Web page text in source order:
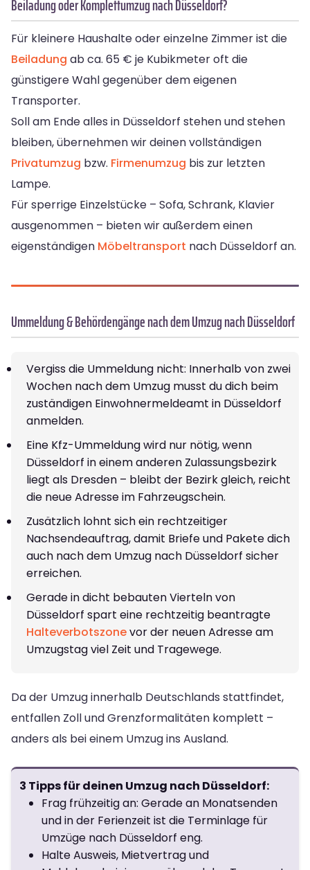
Beiladung oder Komplettumzug nach Düsseldorf?
Für kleinere Haushalte oder einzelne Zimmer ist die
Beiladung ab ca. 65 € je Kubikmeter oft die
günstigere Wahl gegenüber dem eigenen
Transporter.
Soll am Ende alles in Düsseldorf stehen und stehen
bleiben, übernehmen wir deinen vollständigen
Privatumzug bzw. Firmenumzug bis zur letzten
Lampe.
Für sperrige Einzelstücke – Sofa, Schrank, Klavier
ausgenommen – bieten wir außerdem einen
eigenständigen Möbeltransport nach Düsseldorf an.
Ummeldung & Behördengänge nach dem Umzug nach Düsseldorf
Vergiss die Ummeldung nicht: Innerhalb von zwei
Wochen nach dem Umzug musst du dich beim
zuständigen Einwohnermeldeamt in Düsseldorf
anmelden.
Eine Kfz-Ummeldung wird nur nötig, wenn
Düsseldorf in einem anderen Zulassungsbezirk
liegt als Dresden – bleibt der Bezirk gleich, reicht
die neue Adresse im Fahrzeugschein.
Zusätzlich lohnt sich ein rechtzeitiger
Nachsendeauftrag, damit Briefe und Pakete dich
auch nach dem Umzug nach Düsseldorf sicher
erreichen.
Gerade in dicht bebauten Vierteln von
Düsseldorf spart eine rechtzeitig beantragte
Halteverbotszonevor der neuen Adresse am
Umzugstag viel Zeit und Tragewege.
Da der Umzug innerhalb Deutschlands stattfindet,
entfallen Zoll und Grenzformalitäten komplett –
anders als bei einem Umzug ins Ausland.
3 Tipps für deinen Umzug nach Düsseldorf:
Frag frühzeitig an: Gerade an Monatsenden
und in der Ferienzeit ist die Terminlage für
Umzüge nach Düsseldorf eng.
Halte Ausweis, Mietvertrag und